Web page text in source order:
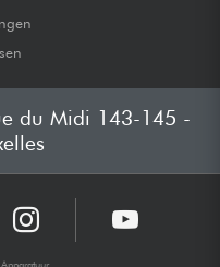
du Midi 143-145 -